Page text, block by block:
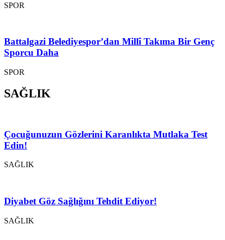
SPOR
Battalgazi Belediyespor’dan Millî Takıma Bir Genç
Sporcu Daha
SPOR
SAĞLIK
Çocuğunuzun Gözlerini Karanlıkta Mutlaka Test
Edin!
SAĞLIK
Diyabet Göz Sağlığını Tehdit Ediyor!
SAĞLIK